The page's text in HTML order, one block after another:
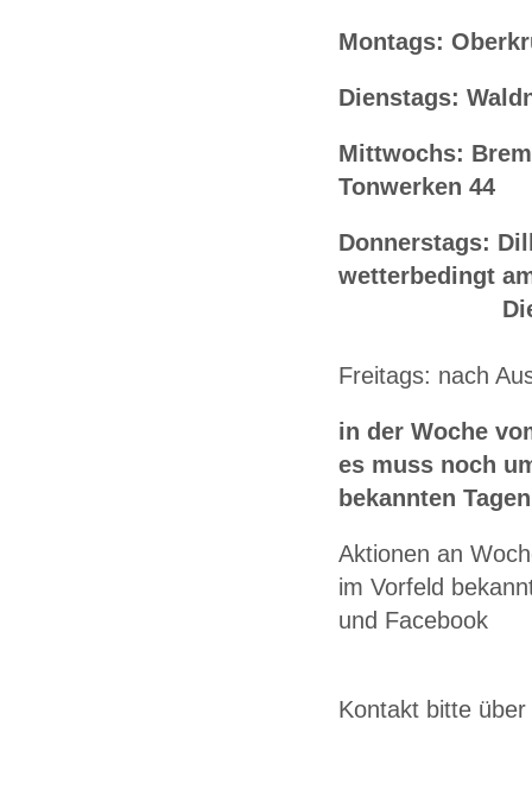
Montags:
Dienstags:
Mittwochs:
Tonwerken 44
Donnerstags:
wetterbedingt
Die
Freitags: nach
in der Woche
es muss noch
bekannten
Aktionen an
im Vorfeld
und Facebook
Kontakt bitte